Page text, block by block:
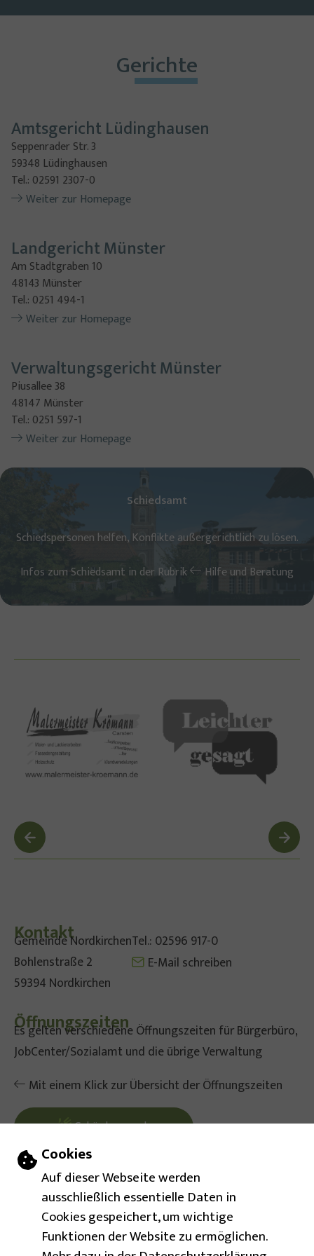
Einstellungen zu Cookies und
Cookies
Auf dieser Webseite werden
ausschließlich essentielle Daten in
Cookies gespeichert, um wichtige
Funktionen der Website zu ermöglichen.
Gerichte
Amtsgericht Lüdinghausen
Seppenrader Str. 3
59348 Lüdinghausen
Tel.: 02591 2307-0
Weiter zur Homepage
Landgericht Münster
Am Stadtgraben 10
48143 Münster
Tel.: 0251 494-1
Weiter zur Homepage
Verwaltungsgericht Münster
Piusallee 38
48147 Münster
Tel.: 0251 597-1
Weiter zur Homepage
Schiedsamt
Schiedspersonen helfen, Konflikte außergerichtlich zu lösen.
Infos zum Schiedsamt in der Rubrik
Hilfe und Beratung
Kontakt
Gemeinde Nordkirchen
Bohlenstraße 2
59394 Nordkirchen
Tel.: 02596 917-0
E-Mail schreiben
Öffnungszeiten
Es gelten verschiedene Öffnungszeiten für Bürgerbüro,
JobCenter/Sozialamt und die übrige Verwaltung
Mit einem Klick zur Übersicht der Öffnungszeiten
Gebärdensprache
Barrierefreie Ansicht